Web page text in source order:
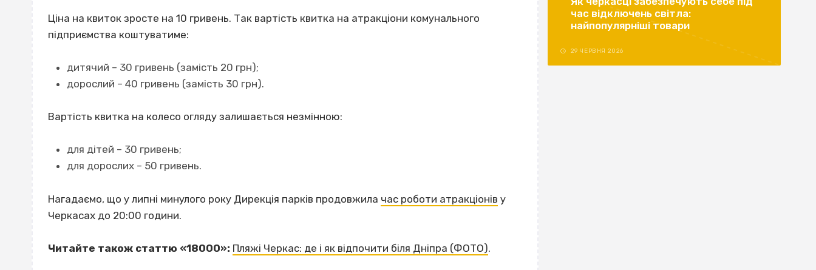
Ціна на квиток зросте на 10 гривень. Так вартість квитка на атракціони комунального
підприємства коштуватиме:
дитячий – 30 гривень (замість 20 грн);
дорослий – 40 гривень (замість 30 грн).
Вартість квитка на колесо огляду залишається незмінною:
для дітей – 30 гривень;
для дорослих – 50 гривень.
Нагадаємо, що у липні минулого року Дирекція парків продовжила час роботи атракціонів у
Черкасах до 20:00 години.
Читайте також статтю «18000»: Пляжі Черкас: де і як відпочити біля Дніпра (ФОТО).
час відключень світла:
найпопулярніші товари
29 ЧЕРВНЯ 2026